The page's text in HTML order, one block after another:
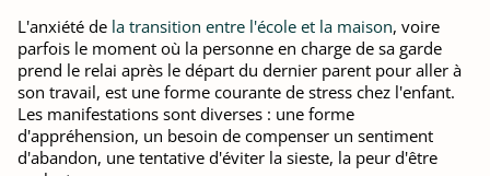
L'anxiété de la transition entre l'école et la maison, voire
parfois le moment où la personne en charge de sa garde
prend le relai après le départ du dernier parent pour aller à
son travail, est une forme courante de stress chez l'enfant.
Les manifestations sont diverses : une forme
d'appréhension, un besoin de compenser un sentiment
d'abandon, une tentative d'éviter la sieste, la peur d'être